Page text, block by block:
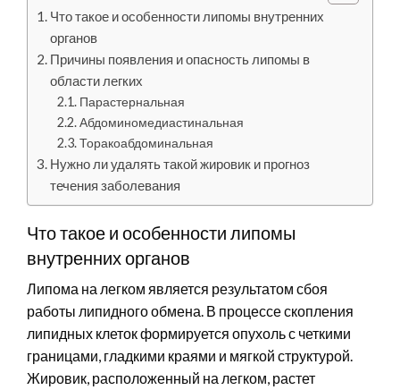
Что такое и особенности липомы внутренних
органов
Причины появления и опасность липомы в
области легких
Парастернальная
Абдоминомедиастинальная
Торакоабдоминальная
Нужно ли удалять такой жировик и прогноз
течения заболевания
Что такое и особенности липомы
внутренних органов
Липома на легком является результатом сбоя
работы липидного обмена. В процессе скопления
липидных клеток формируется опухоль с четкими
границами, гладкими краями и мягкой структурой.
Жировик, расположенный на легком, растет